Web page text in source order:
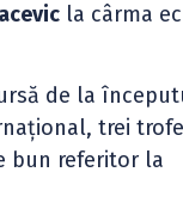
la cârma
de la
trei
bun referitor la